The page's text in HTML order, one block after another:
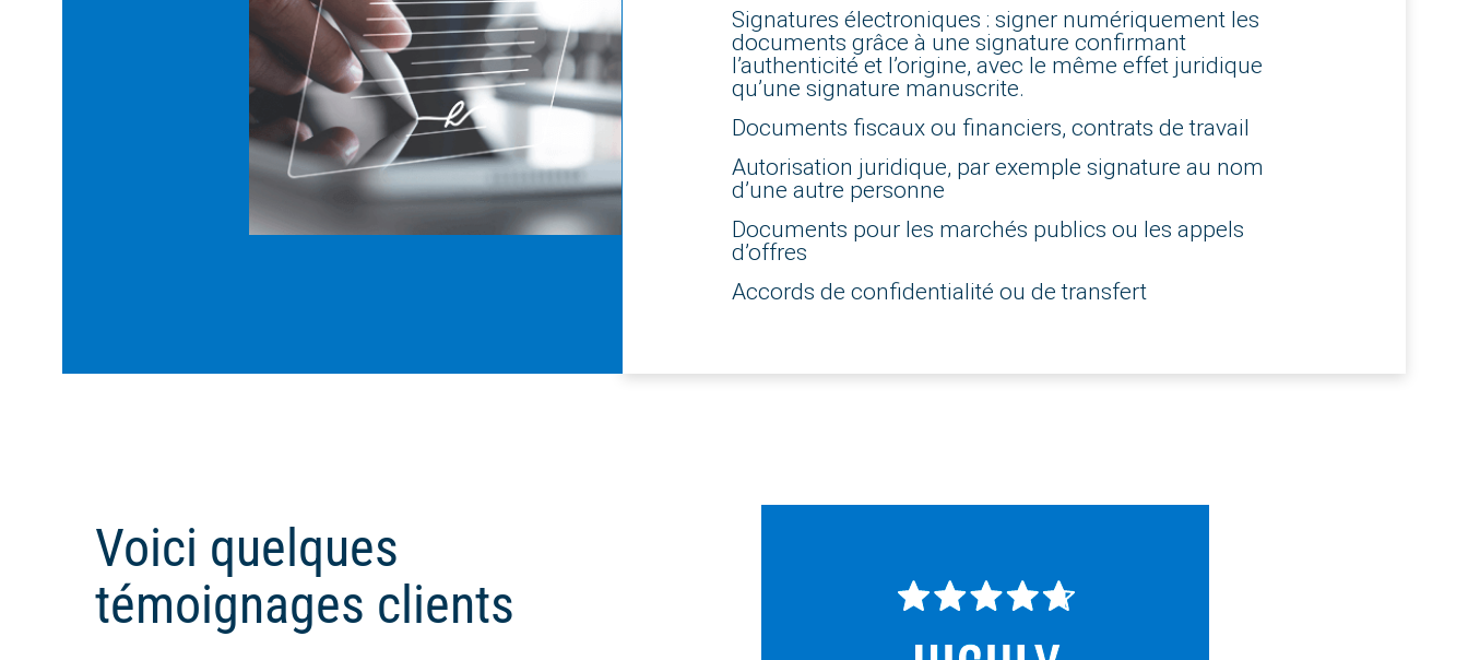
Signatures électroniques : signer numériquement les
documents grâce à une signature confirmant
l’authenticité et l’origine, avec le même effet juridique
qu’une signature manuscrite.
Documents fiscaux ou financiers, contrats de travail
Autorisation juridique, par exemple signature au nom
d’une autre personne
Documents pour les marchés publics ou les appels
d’offres
Accords de confidentialité ou de transfert
Voici quelques
témoignages clients